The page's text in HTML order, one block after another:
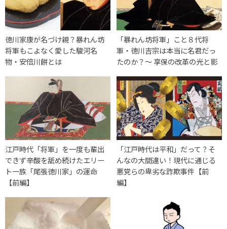
徳川家康が名づけ親？暴れん坊
将軍もこよなく愛した駿河名
物・安倍川餅とは
「暴れん坊将軍」こと８代将
軍・徳川吉宗は本当に名君だっ
たのか？〜 享保の改革の光と影
江戸時代「将軍」を一度も輩出
できず辛酸を舐め続けたエリー
ト一族「尾張徳川家」の運命
【前編】
「江戸時代は平和」だって？そ
んなの大間違い！現代に通じる
悪党らの卑劣な詐欺事件【前
編】